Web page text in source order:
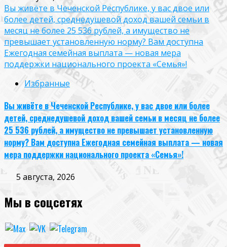
Вы живёте в Чеченской Республике, у вас двое или
более детей, среднедушевой доход вашей семьи в
месяц не более 25 536 рублей, а имущество не
превышает установленную норму? Вам доступна
Ежегодная семейная выплата — новая мера
поддержки национального проекта «Семья»!
Избранные
Вы живёте в Чеченской Республике, у вас двое или более
детей, среднедушевой доход вашей семьи в месяц не более
25 536 рублей, а имущество не превышает установленную
норму? Вам доступна Ежегодная семейная выплата — новая
мера поддержки национального проекта «Семья»!
5 августа, 2026
Мы в соцсетях